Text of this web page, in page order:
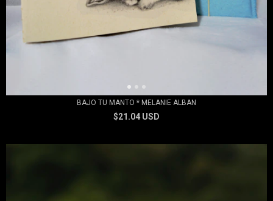
BAJO TU MANTO * MELANIE ALBAN
$21.04 USD